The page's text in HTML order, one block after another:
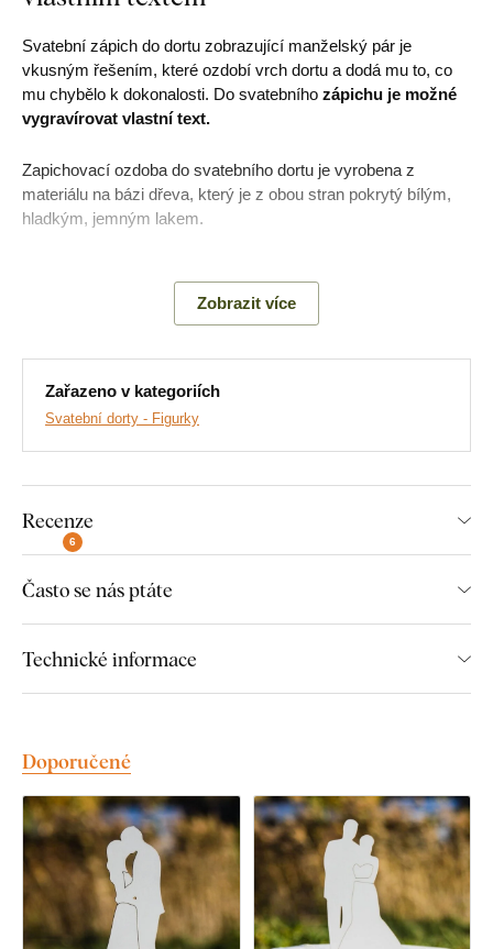
Svatební zápich do dortu zobrazující manželský pár je
vkusným řešením, které ozdobí vrch dortu a dodá mu to, co
mu chybělo k dokonalosti. Do svatebního zápichu je možné
vygravírovat vlastní text.
Zapichovací ozdoba do svatebního dortu je vyrobena z
materiálu na bázi dřeva, který je z obou stran pokrytý bílým,
hladkým, jemným lakem.
zapichovačky mnohem stylovější,
zdravotně nezávadné
takže zápich na dort bude pevně držet zapíchnutý v
jakémkoliv dortu.
Zobrazit více
Zařazeno v kategoriích
Svatební dorty - Figurky
Recenze
6
Často se nás ptáte
Technické informace
Doporučené